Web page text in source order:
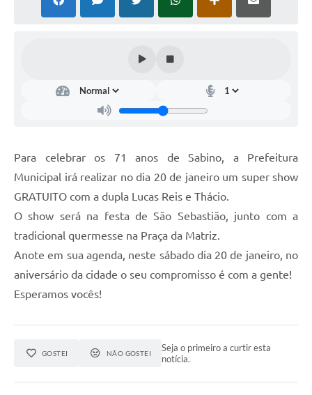
Para celebrar os 71 anos de Sabino, a Prefeitura
Municipal irá realizar no dia 20 de janeiro um super show
GRATUITO com a dupla Lucas Reis e Thácio.
O show será na festa de São Sebastião, junto com a
tradicional quermesse na Praça da Matriz.
Anote em sua agenda, neste sábado dia 20 de janeiro, no
aniversário da cidade o seu compromisso é com a gente!
Esperamos vocês!
GOSTEI NÃO GOSTEI
Seja o primeiro a curtir esta
notícia.